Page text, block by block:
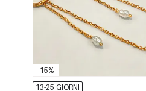
-15%
13-25 GIORNI